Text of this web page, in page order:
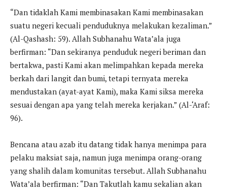
“Dan tidaklah Kami membinasakan Kami membinasakan
suatu negeri kecuali penduduknya melakukan kezaliman.”
(Al-Qashash: 59). Allah Subhanahu Wata’ala juga
berfirman: “Dan sekiranya penduduk negeri beriman dan
bertakwa, pasti Kami akan melimpahkan kepada mereka
berkah dari langit dan bumi, tetapi ternyata mereka
mendustakan (ayat-ayat Kami), maka Kami siksa mereka
sesuai dengan apa yang telah mereka kerjakan.” (Al-‘Araf:
96).
Bencana atau azab itu datang tidak hanya menimpa para
pelaku maksiat saja, namun juga menimpa orang-orang
yang shalih dalam komunitas tersebut. Allah Subhanahu
Wata’ala berfirman: “Dan Takutlah kamu sekalian akan